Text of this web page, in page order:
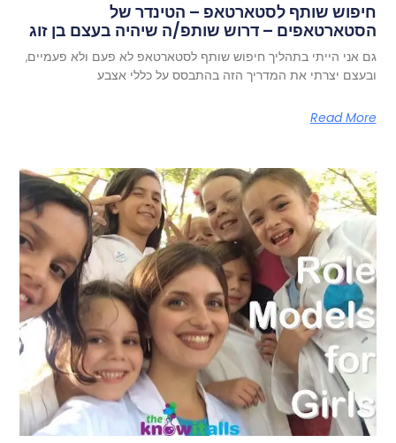
חיפוש שותף לסטארטאפ – הטינדר של
הסטארטאפים – דרוש שותפ/ה שיהיה בעצם בן זוג
גם אני הייתי בתהליך חיפוש שותף לסטארטאפ לא פעם ולא פעמיים,
ובעצם יצרתי את המדריך הזה בהתבסס על כללי אצבע
Read More